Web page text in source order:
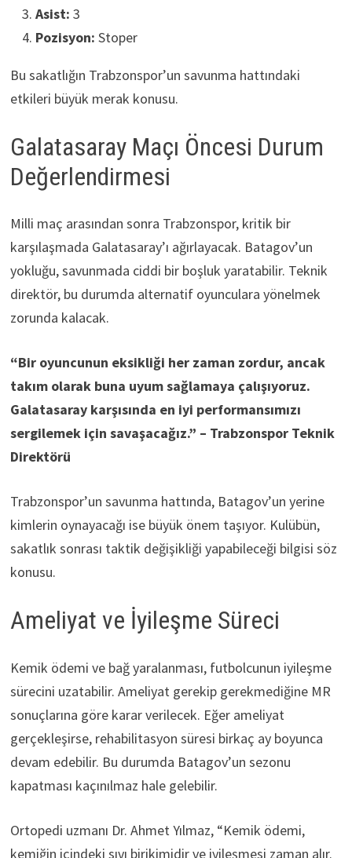
Asist: 3
Pozisyon: Stoper
Bu sakatlığın Trabzonspor’un savunma hattındaki
etkileri büyük merak konusu.
Galatasaray Maçı Öncesi Durum
Değerlendirmesi
Milli maç arasından sonra Trabzonspor, kritik bir
karşılaşmada Galatasaray’ı ağırlayacak. Batagov’un
yokluğu, savunmada ciddi bir boşluk yaratabilir. Teknik
direktör, bu durumda alternatif oyunculara yönelmek
zorunda kalacak.
“Bir oyuncunun eksikliği her zaman zordur, ancak
takım olarak buna uyum sağlamaya çalışıyoruz.
Galatasaray karşısında en iyi performansımızı
sergilemek için savaşacağız.” – Trabzonspor Teknik
Direktörü
Trabzonspor’un savunma hattında, Batagov’un yerine
kimlerin oynayacağı ise büyük önem taşıyor. Kulübün,
sakatlık sonrası taktik değişikliği yapabileceği bilgisi söz
konusu.
Ameliyat ve İyileşme Süreci
Kemik ödemi ve bağ yaralanması, futbolcunun iyileşme
sürecini uzatabilir. Ameliyat gerekip gerekmediğine MR
sonuçlarına göre karar verilecek. Eğer ameliyat
gerçekleşirse, rehabilitasyon süresi birkaç ay boyunca
devam edebilir. Bu durumda Batagov’un sezonu
kapatması kaçınılmaz hale gelebilir.
Ortopedi uzmanı Dr. Ahmet Yılmaz, “Kemik ödemi,
kemiğin içindeki sıvı birikimidir ve iyileşmesi zaman alır.